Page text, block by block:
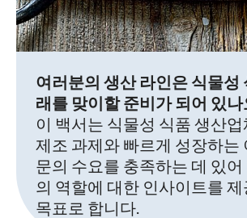
여러분의 생산 라인은 식물성
래를 맞이할 준비가 되어 있나
이 백서는 식물성 식품 생산
제조 과제와 빠르게 성장하는
문의 수요를 충족하는 데 있어
의 역할에 대한 인사이트를
목표로 합니다.